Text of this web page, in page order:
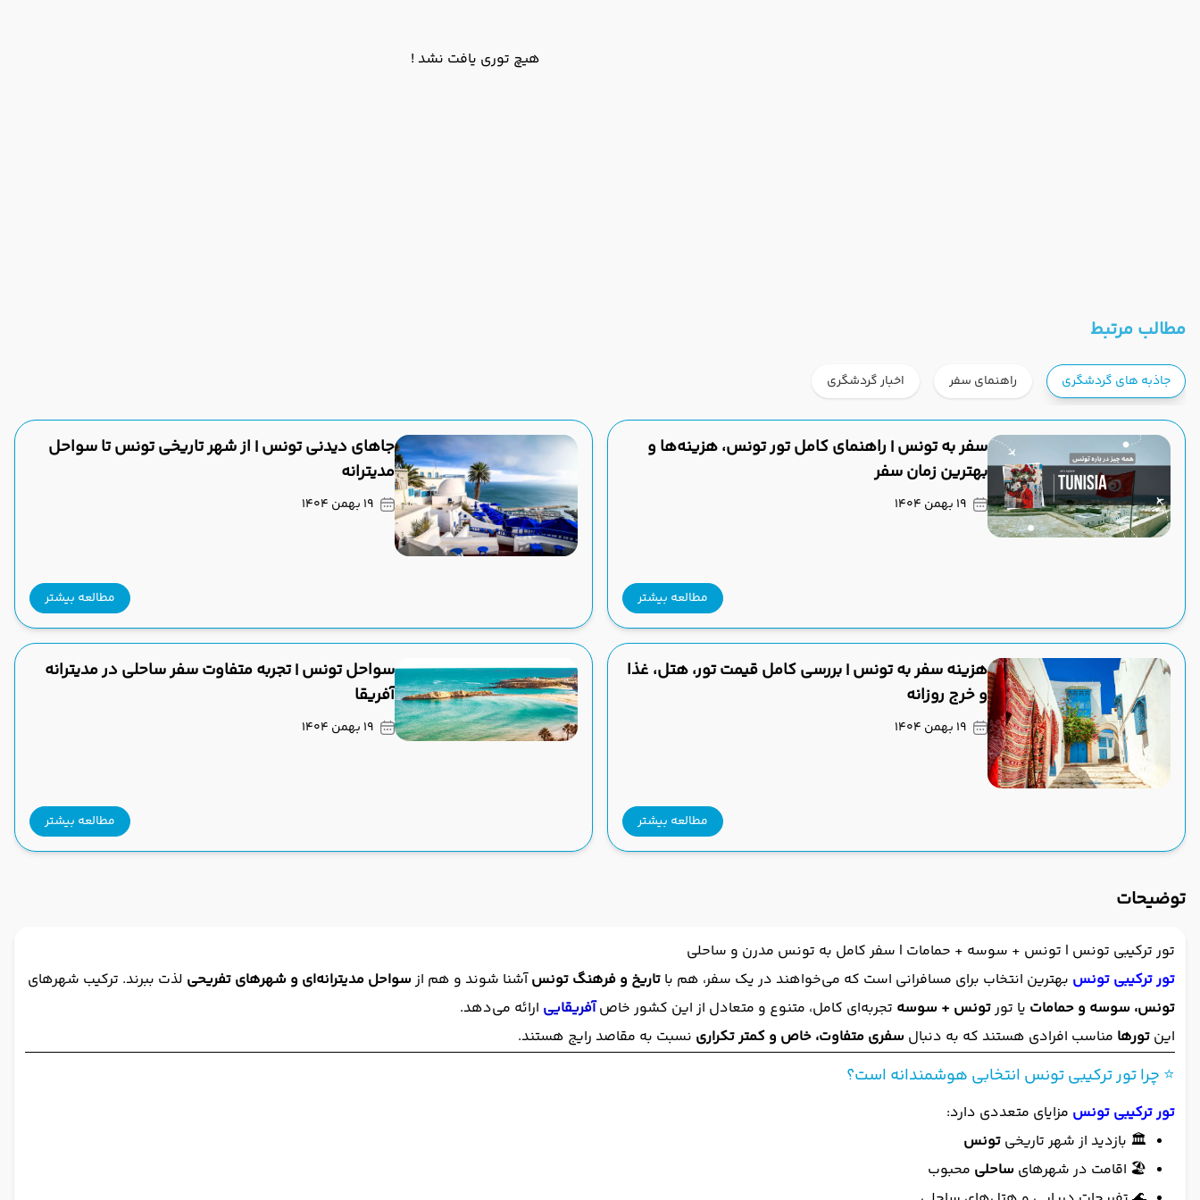
هیچ توری یافت نشد !
مطالب مرتبط
جاذبه های گردشگری راهنمای سفر اخبار گردشگری
سفر به تونس | راهنمای کامل تور تونس، هزینه‌ها و
بهترین زمان سفر
19 بهمن 1404
مطالعه بیشتر
جاهای دیدنی تونس | از شهر تاریخی تونس تا سواحل
مدیترانه
19 بهمن 1404
مطالعه بیشتر
هزینه سفر به تونس | بررسی کامل قیمت تور، هتل، غذا
و خرج روزانه
19 بهمن 1404
مطالعه بیشتر
سواحل تونس | تجربه متفاوت سفر ساحلی در مدیترانه
آفریقا
19 بهمن 1404
مطالعه بیشتر
توضیحات
تور ترکیبی تونس | تونس + سوسه + حمامات | سفر کامل به تونس مدرن و ساحلی
تور ترکیبی تونس بهترین انتخاب برای مسافرانی است که می‌خواهند در یک سفر، هم با تاریخ و فرهنگ تونسآشنا شوند و هم ازسواحل مدیترانه‌ای و شهرهای تفریحی لذت ببرند. ترکیب شهرهای
تونس، سوسه و حمامات یا تورتونس + سوسه تجربه‌ای کامل، متنوع و متعادل از این کشور خاصآفریقایی ارائه می‌دهد.
این تورها مناسب افرادی هستند که به دنبال سفری متفاوت، خاص و کمتر تکراری نسبت به مقاصد رایج هستند.
⭐ چرا تور ترکیبی تونس انتخابی هوشمندانه است؟
تور ترکیبی تونس مزایای متعددی دارد:
🏛️ بازدید از شهر تاریخی تونس
🏖️ اقامت در شهرهای ساحلی محبوب